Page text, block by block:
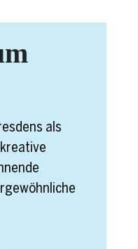
als